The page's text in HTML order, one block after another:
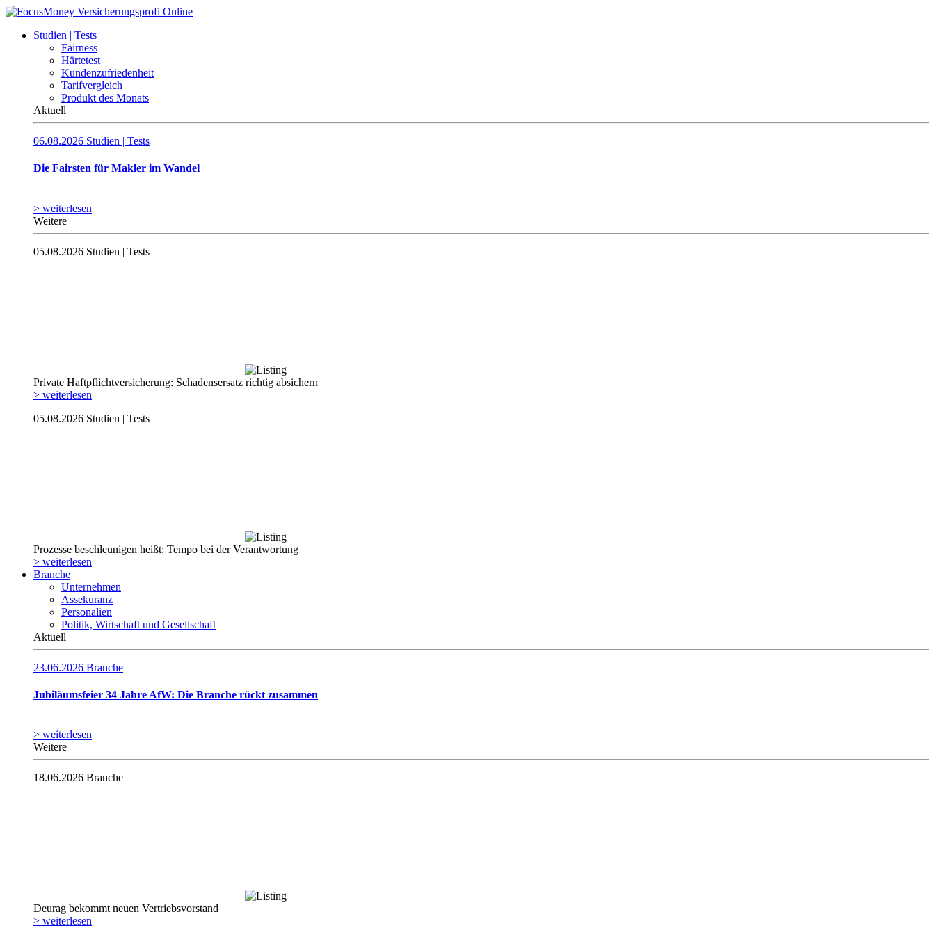
Studien | Tests
Fairness
Härtetest
Kundenzufriedenheit
Tarifvergleich
Produkt des Monats
Aktuell
06.08.2026 Studien | Tests
Die Fairsten für Makler im Wandel
> weiterlesen
Weitere
05.08.2026 Studien | Tests
Private Haftpflicht­versicherung: Schadensersatz richtig absichern
> weiterlesen
05.08.2026 Studien | Tests
Prozesse beschleunigen heißt: Tempo bei der Verantwortung
> weiterlesen
Branche
Unternehmen
Assekuranz
Personalien
Politik, Wirtschaft und Gesellschaft
Aktuell
23.06.2026 Branche
Jubiläumsfeier 34 Jahre AfW: Die Branche rückt zusammen
> weiterlesen
Weitere
18.06.2026 Branche
Deurag bekommt neuen Vertriebsvorstand
> weiterlesen